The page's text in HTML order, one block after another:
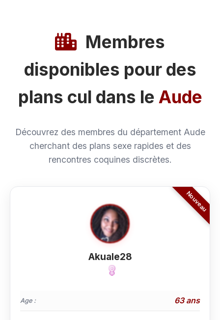
Membres
disponibles pour des
plans cul dans le Aude
Découvrez des membres du département Aude
cherchant des plans sexe rapides et des
rencontres coquines discrètes.
AkuaIe28
Age : 63 ans